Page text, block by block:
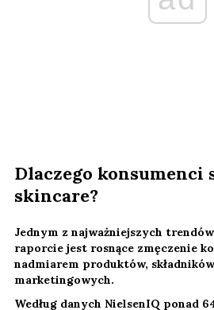
Dlaczego konsumenci
skincare?
Jednym z najważniejszych
raporcie jest rosnące zmęczenie
nadmiarem produktów,
marketingowych.
Według danych NielsenIQ ponad